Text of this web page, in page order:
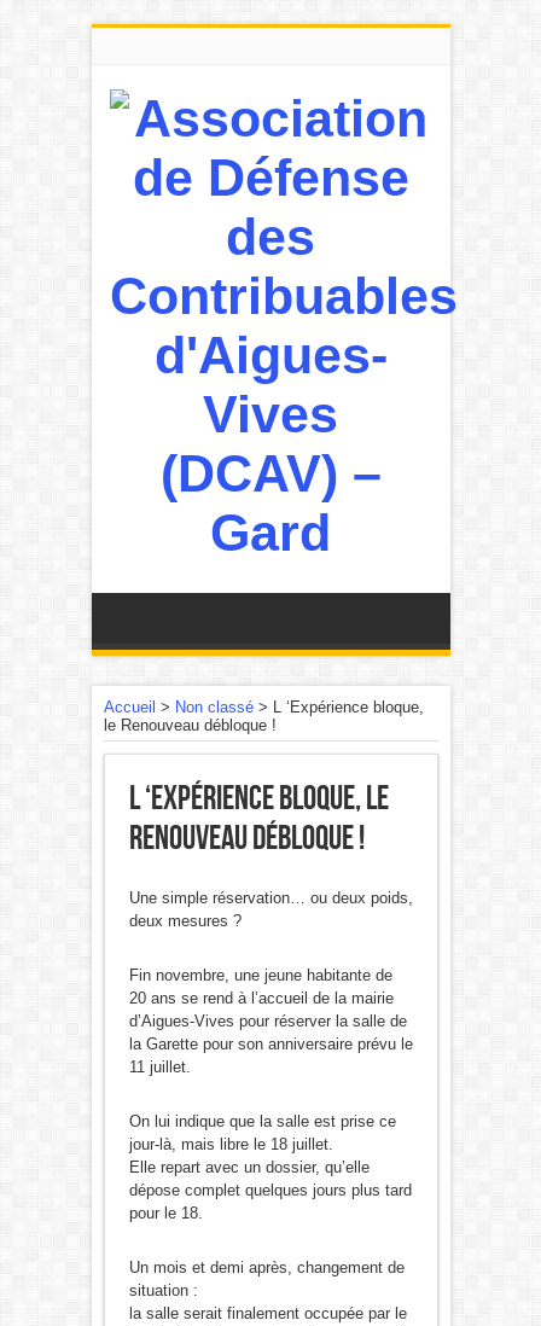
Accueil > Non classé> L ‘Expérience bloque,
le Renouveau débloque !
L ‘Expérience bloque, le
Renouveau débloque !
Une simple réservation… ou deux poids,
deux mesures ?
Fin novembre, une jeune habitante de
20 ans se rend à l’accueil de la mairie
d’Aigues-Vives pour réserver la salle de
la Garette pour son anniversaire prévu le
11 juillet.
On lui indique que la salle est prise ce
jour-là, mais libre le 18 juillet.
Elle repart avec un dossier, qu’elle
dépose complet quelques jours plus tard
pour le 18.
Un mois et demi après, changement de
situation :
la salle serait finalement occupée par le